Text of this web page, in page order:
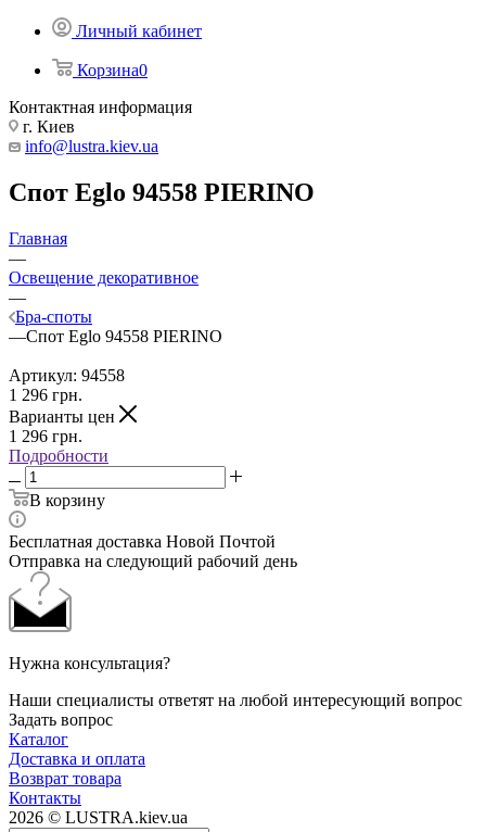
Личный кабинет
Корзина0
Контактная информация
г. Киев
info@lustra.kiev.ua
Спот Eglo 94558 PIERINO
Главная
—
Освещение декоративное
—
Бра-споты
—Спот Eglo 94558 PIERINO
Артикул: 94558
1 296 грн.
Варианты цен
1 296 грн.
Подробности
В корзину
Бесплатная доставка Новой Почтой
Отправка на следующий рабочий день
Нужна консультация?
Наши специалисты ответят на любой интересующий вопрос
Задать вопрос
Каталог
Доставка и оплата
Возврат товара
Контакты
2026 © LUSTRA.kiev.ua